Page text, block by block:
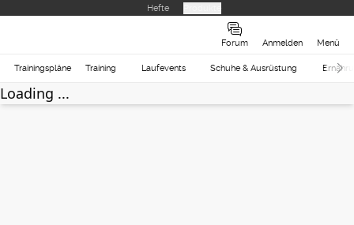
Hefte
Forum Anmelden Menü
Trainingspläne Training Laufevents Schuhe & Ausrüstung
Loading ...